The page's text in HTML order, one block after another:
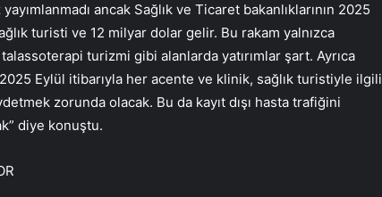
ancak Sağlık ve Ticaret bakanlıklarının 2025
turisti ve 12 milyar dolar gelir. Bu rakam yalnızca
turizmi gibi alanlarda yatırımlar şart. Ayrıca
Eylül itibarıyla her acente ve klinik, sağlık turistiyle ilgili
zorunda olacak. Bu da kayıt dışı hasta trafiğini
diye konuştu.